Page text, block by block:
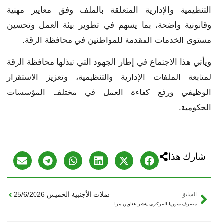
التنظيمية والإدارية المتعلقة بالملف وفق معايير مهنية
وقانونية واضحة، بما يسهم في تطوير بيئة العمل وتحسين
مستوى الخدمات المقدمة للمواطنين في محافظة الرقة.
ويأتي هذا الاجتماع في إطار الجهود التي تبذلها محافظة الرقة
لمتابعة الملفات الإدارية والتنظيمية، وتعزيز الاستقرار
الوظيفي ورفع كفاءة العمل في مختلف المؤسسات
الحكومية.
شارك هذا
السابق
مصرف سوريا المركزي ينشر عناوين مراكز استبدال العملة القديمة في الحسكة ودير الزور
التاليأسعار الليرة السورية مقابل العملات الأجنبية الخميس 25/6/2026